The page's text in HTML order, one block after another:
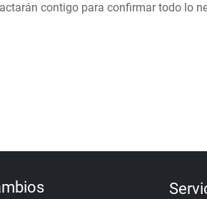
contigo para confirmar todo lo